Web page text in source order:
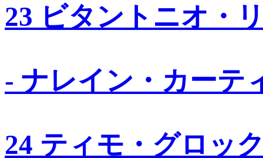
23 ビタントニオ・
- ナレイン・カーテ
24 ティモ・グロッ